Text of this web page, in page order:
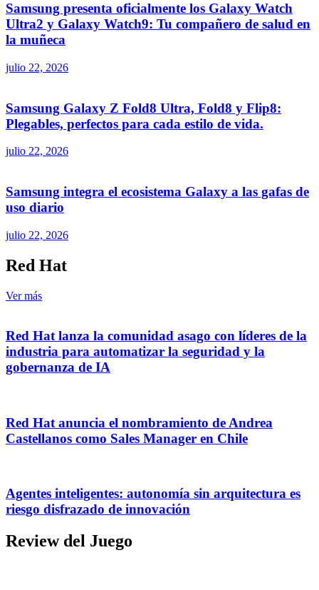
Samsung presenta oficialmente los Galaxy Watch
Ultra2 y Galaxy Watch9: Tu compañero de salud en
la muñeca
julio 22, 2026
Samsung Galaxy Z Fold8 Ultra, Fold8 y Flip8:
Plegables, perfectos para cada estilo de vida.
julio 22, 2026
Samsung integra el ecosistema Galaxy a las gafas de
uso diario
julio 22, 2026
Red Hat
Ver más
Red Hat lanza la comunidad asago con líderes de la
industria para automatizar la seguridad y la
gobernanza de IA
Red Hat anuncia el nombramiento de Andrea
Castellanos como Sales Manager en Chile
Agentes inteligentes: autonomía sin arquitectura es
riesgo disfrazado de innovación
Review del Juego